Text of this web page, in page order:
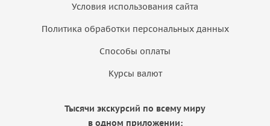
Условия использования сайта
Политика обработки персональных данных
Способы оплаты
Курсы валют
Тысячи экскурсий по всему миру
в одном приложении: